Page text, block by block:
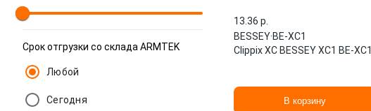
Срок отгрузки со склада ARMTEK
Любой
Сегодня
13.36 p.
BESSEY·BE-XC1
Clippix XC BESSEY XC1 BE-XC1
В корзину